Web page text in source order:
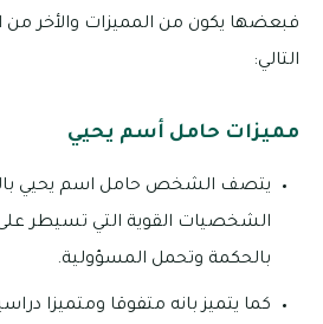
فبعضها يكون من المميزات والأخر من
التالي:
مميزات حامل أسم يحيي
يتصف الشخص حامل اسم يحيي
الشخصيات القوية التي تسيطر
بالحكمة وتحمل المسؤولية.
كما يتميز بانه متفوقا ومتميزا